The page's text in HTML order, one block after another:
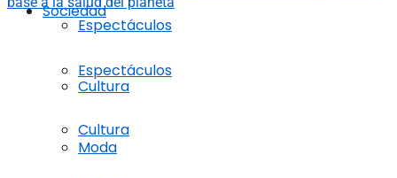
Espectáculos
Cultura
Moda
Sociedad
Espectáculos
Cultura